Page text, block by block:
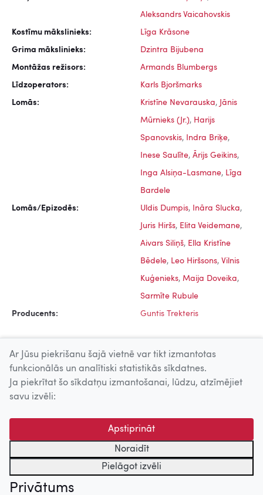
Aleksandrs Vaicahovskis
Kostīmu mākslinieks: Līga Krāsone
Grima mākslinieks: Dzintra Bijubena
Montāžas režisors: Armands Blumbergs
Līdzoperators: Karls Bjoršmarks
Lomās: Kristīne Nevarauska, Jānis
Mūrnieks (Jr.), Harijs
Spanovskis, Indra Briķe,
Inese Saulīte, Ārijs Geikins,
Inga Alsiņa-Lasmane, Līga
Bardele
Lomās/Epizodēs: Uldis Dumpis, Ināra Slucka,
Juris Hiršs, Elita Veidemane,
Aivars Siliņš, Ella Kristīne
Bēdele, Leo Hiršsons, Vilnis
Kuģenieks, Maija Doveika,
Sarmīte Rubule
Producents: Guntis Trekteris
Uz augšu
© 2026 Nacionālais Kino centrs, Kultūras informācijas sistēmu
centrs. Sadarbības partneris: Latvijas Valsts
kinofotofonodokumentu arhīvs.
Ar Jūsu piekrišanu šajā vietnē var tikt izmantotas
funkcionālās un analītiski statistikās sīkdatnes.
Ja piekrītat šo sīkdatņu izmantošanai, lūdzu, atzīmējiet
savu izvēli:
Apstiprināt
Noraidīt
Pielāgot izvēli
Privātums